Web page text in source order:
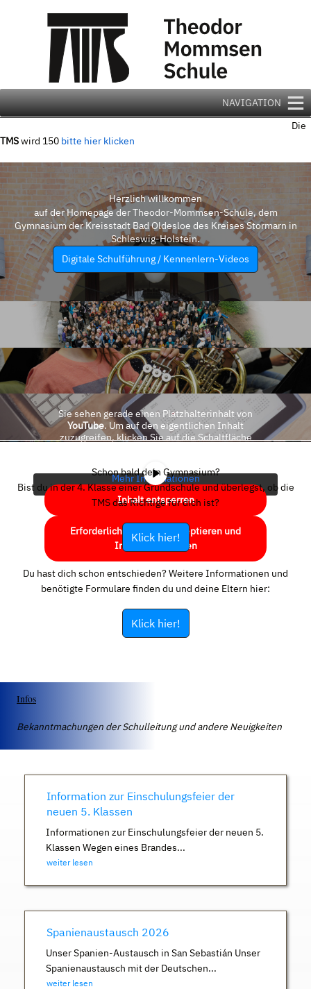
NAVIGATION
Die
TMSwird 150 bitte hier klicken
Herzlich willkommen
auf der Homepage der Theodor-Mommsen-Schule, dem
Gymnasium der Kreisstadt Bad Oldesloe des Kreises Stormarn in
Schleswig-Holstein.
Digitale Schulführung / Kennenlern-Videos
Sie sehen gerade einen Platzhalterinhalt von
YouTube. Um auf den eigentlichen Inhalt
zuzugreifen, klicken Sie auf die Schaltfläche
Mehr Informationen
Inhalt entsperren
Erforderlichen Service akzeptieren und
Inhalte entsperren
Schon bald dein Gymnasium?
Bist du in der 4. Klasse einer Grundschule und überlegst, ob die
TMS das Richtige für dich ist?
Klick hier!
Du hast dich schon entschieden? Weitere Informationen und
benötigte Formulare finden du und deine Eltern hier:
Klick hier!
Infos
Bekanntmachungen der Schulleitung und andere Neuigkeiten
Information zur Einschulungsfeier der
neuen 5. Klassen
Informationen zur Einschulungsfeier der neuen 5.
Klassen Wegen eines Brandes...
weiter lesen
Spanienaustausch 2026
Unser Spanien-Austausch in San Sebastián Unser
Spanienaustausch mit der Deutschen...
weiter lesen